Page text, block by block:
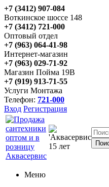
+7 (3412) 907-084
Воткинское шоссе 148
+7 (3412) 721-000
Оптовый отдел
+7 (963) 064-41-98
Интернет-магазин
+7 (963) 029-71-92
Магазин Пойма 19В
+7 (919) 913-71-55
Услуги Монтажа
Телефон: 721-000
Вход Регистрация
Меню